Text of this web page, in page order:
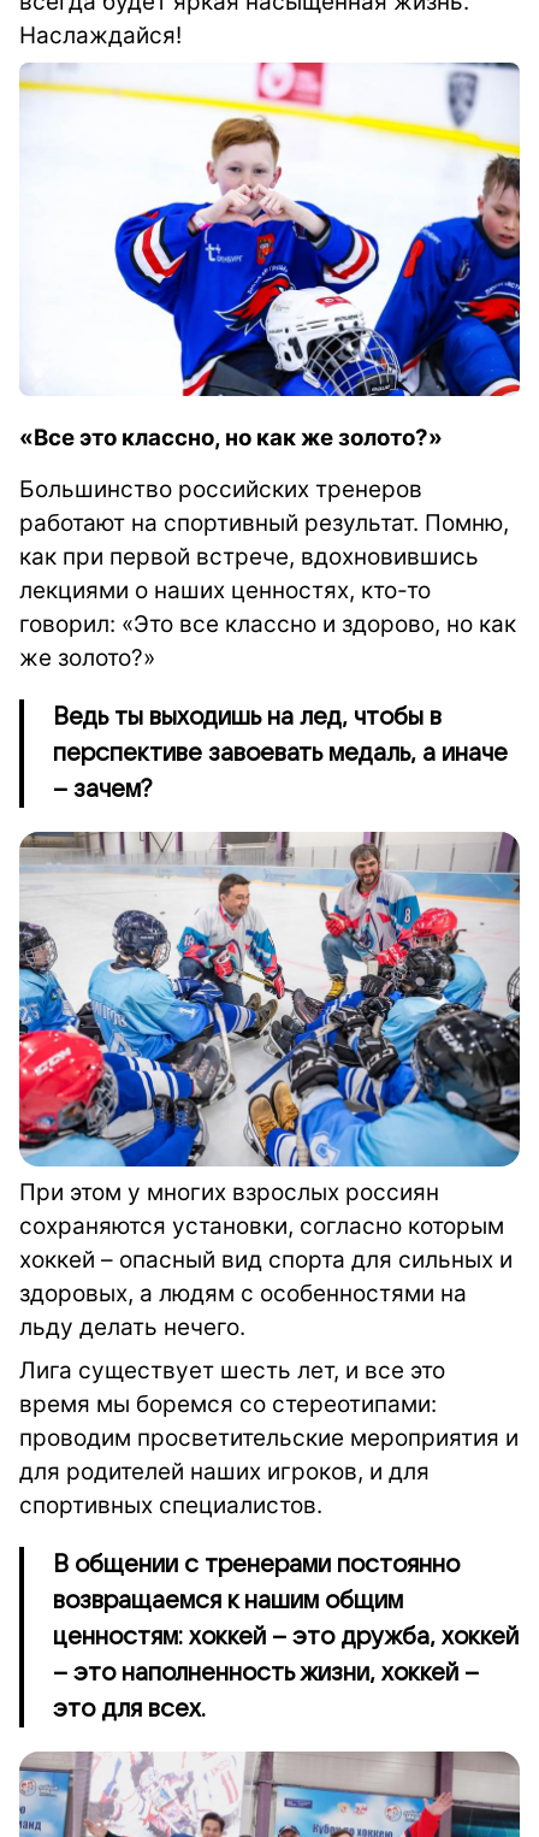
Наслаждайся!
«Все это классно, но как же золото?»
Большинство российских тренеров
работают на спортивный результат. Помню,
как при первой встрече, вдохновившись
лекциями о наших ценностях, кто-то
говорил: «Это все классно и здорово, но как
же золото?»
Ведь ты выходишь на лед, чтобы в
перспективе завоевать медаль, а иначе
– зачем?
При этом у многих взрослых россиян
сохраняются установки, согласно которым
хоккей – опасный вид спорта для сильных и
здоровых, а людям с особенностями на
льду делать нечего.
Лига существует шесть лет, и все это
время мы боремся со стереотипами:
проводим просветительские мероприятия и
для родителей наших игроков, и для
спортивных специалистов.
В общении с тренерами постоянно
возвращаемся к нашим общим
ценностям: хоккей – это дружба, хоккей
– это наполненность жизни, хоккей –
это для всех.